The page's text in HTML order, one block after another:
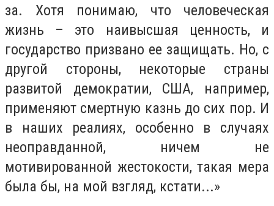
за. Хотя понимаю, что человеческая
жизнь – это наивысшая ценность, и
государство призвано ее защищать. Но, с
другой стороны, некоторые страны
развитой демократии, США, например,
применяют смертную казнь до сих пор. И
в наших реалиях, особенно в случаях
неоправданной, ничем не
мотивированной жестокости, такая мера
была бы, на мой взгляд, кстати...»